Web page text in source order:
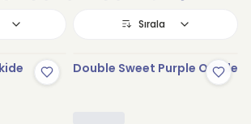
Sırala
Double Sweet Purple Orkide